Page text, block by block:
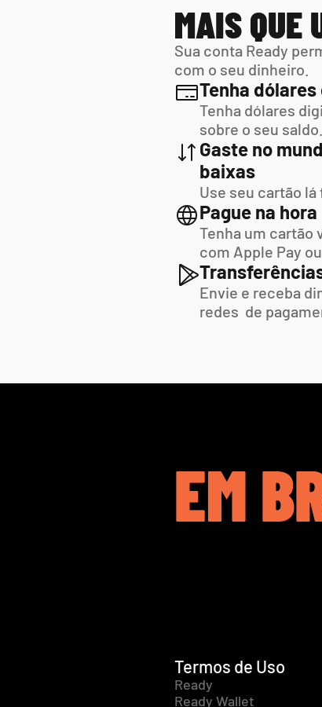
MAIS QUE
Sua conta Ready
com o seu dinheiro.
Tenha
Tenha dólares
sobre o seu saldo.
Gaste no
baixas
Use seu cartão lá
Pague na hora
Tenha um cartão
com Apple Pay
Envie e receba
redes  de
EM
Termos de Uso
Ready
Ready Wallet